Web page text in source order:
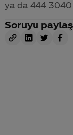
ya da 444 3040
Soruyu paylaş